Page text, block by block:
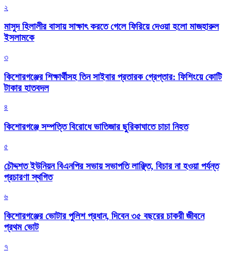
২
মাসুদ হিলালীর বাসায় সাক্ষাৎ করতে গেলে ফিরিয়ে দেওয়া হলো মাজহারুল
ইসলামকে
৩
কিশোরগঞ্জের শিক্ষার্থীসহ তিন সাইবার প্রতারক গ্রেপ্তার: ফিশিংয়ে কোটি
টাকার হাতবদল
৪
কিশোরগঞ্জে সম্পত্তি বিরোধে ভাতিজার ছুরিকাঘাতে চাচা নিহত
৫
চৌদ্দশত ইউনিয়ন বিএনপির সভায় সভাপতি লাঞ্ছিত, বিচার না হওয়া পর্যন্ত
প্রচারণা স্থগিত
৬
কিশোরগঞ্জের ভোটার পুলিশ প্রধান, দিবেন ৩৫ বছরের চাকরী জীবনে
প্রথম ভোট
৭